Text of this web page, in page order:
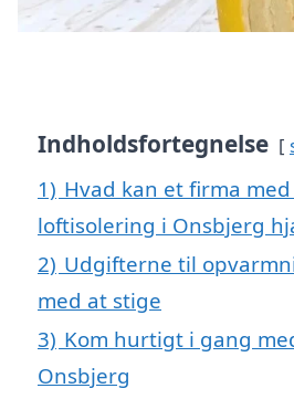
Indholdsfortegnelse
1) Hvad kan et firma
loftisolering i Onsbjerg
2) Udgifterne til
med at stige
3) Kom hurtigt i gang
Onsbjerg